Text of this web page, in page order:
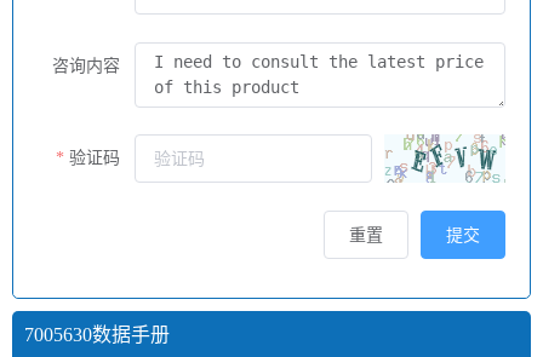
咨询内容
验证码
提交
重置
7005630数据手册